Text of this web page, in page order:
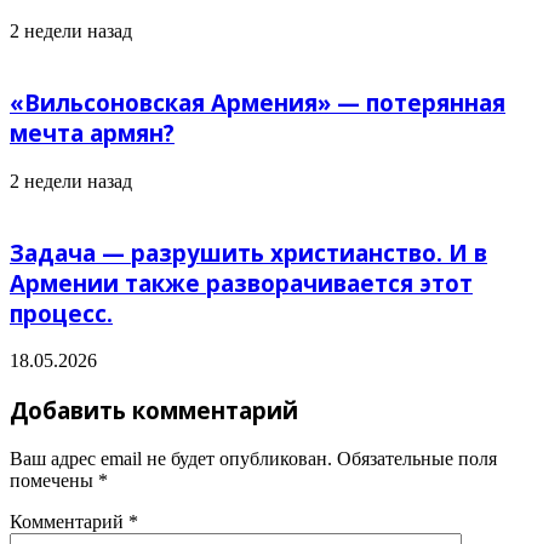
2 недели назад
«Вильсоновская Армения» — потерянная
мечта армян?
2 недели назад
Задача — разрушить христианство. И в
Армении также разворачивается этот
процесс.
18.05.2026
Добавить комментарий
Ваш адрес email не будет опубликован. Обязательные поля
помечены *
Комментарий *